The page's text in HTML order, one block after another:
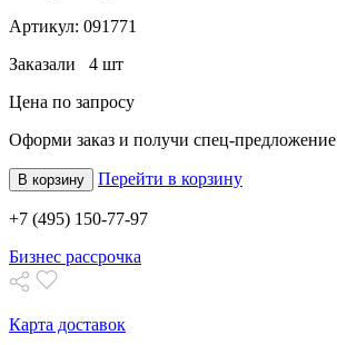
Артикул: 091771
Заказали 4 шт
Цена по запросу
Оформи заказ и получи спец-предложение
В корзину Перейти в корзину
+7 (495) 150-77-97
Бизнес рассрочка
Карта доставок